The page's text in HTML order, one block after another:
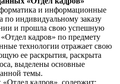
и информационные
индивидуальному заказу
и прошла свою успешную
кадров» по предмету
технологии отражает свою
ее раскрытия, раскрыта
выделены основные
темы.